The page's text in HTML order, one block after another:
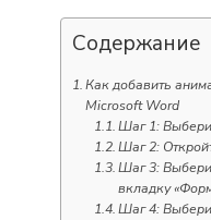
Содержание
Как добавить
Microsoft Word
Шаг 1:
Шаг 2:
Шаг 3:
вкладку
Шаг 4: